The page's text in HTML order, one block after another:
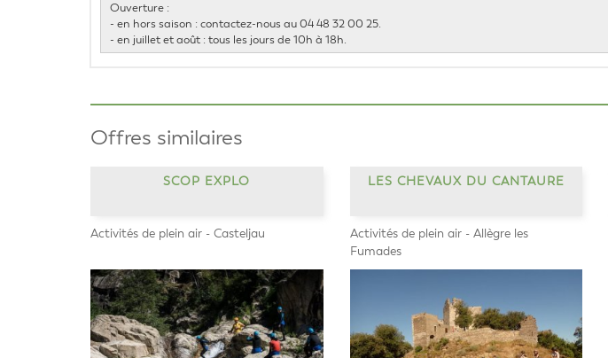
Ouverture :
- en hors saison : contactez-nous au 04 48 32 00 25.
- en juillet et août : tous les jours de 10h à 18h.
Offres similaires
SCOP EXPLO
Activités de plein air - Casteljau
LES CHEVAUX DU CANTAURE
Activités de plein air - Allègre les
Fumades